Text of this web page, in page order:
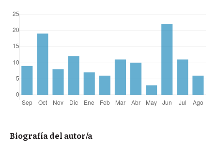
Biografía del autor/a